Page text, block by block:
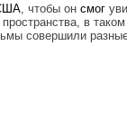
, чтобы он смог
в
совершили